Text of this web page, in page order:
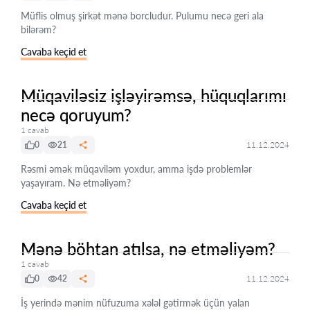
Müflis olmuş şirkət mənə borcludur. Pulumu necə geri ala
bilərəm?
Cavaba keçid et
Müqaviləsiz işləyirəmsə, hüquqlarımı
necə qoruyum?
1 cavab
0
21 11.12.2024
Rəsmi əmək müqaviləm yoxdur, amma işdə problemlər
yaşayıram. Nə etməliyəm?
Cavaba keçid et
Mənə böhtan atılsa, nə etməliyəm?
1 cavab
0
42 11.12.2024
İş yerində mənim nüfuzuma xələl gətirmək üçün yalan